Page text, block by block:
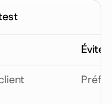
Éviter